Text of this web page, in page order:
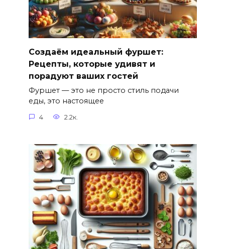
Создаём идеальный фуршет:
Рецепты, которые удивят и
порадуют ваших гостей
Фуршет — это не просто стиль подачи
еды, это настоящее
4 2.2к.